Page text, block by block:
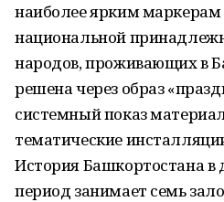
наиболее ярким
национальной
народов, проживающих в
решена через образ
системный показ
тематические
История Башкортостана
период занимает семь